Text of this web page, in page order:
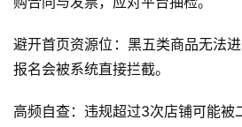
避开首页资源位：黑五类商品无法
报名会被系统直接拦截。
高频自查：违规超过3次店铺可能被